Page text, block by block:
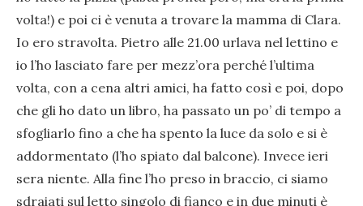
volta!) e poi ci è venuta a trovare la mamma di Clara.
Io ero stravolta. Pietro alle 21.00 urlava nel lettino e
io l’ho lasciato fare per mezz’ora perché l’ultima
volta, con a cena altri amici, ha fatto così e poi, dopo
che gli ho dato un libro, ha passato un po’ di tempo a
sfogliarlo fino a che ha spento la luce da solo e si è
addormentato (l’ho spiato dal balcone). Invece ieri
sera niente. Alla fine l’ho preso in braccio, ci siamo
sdraiati sul letto singolo di fianco e in due minuti è